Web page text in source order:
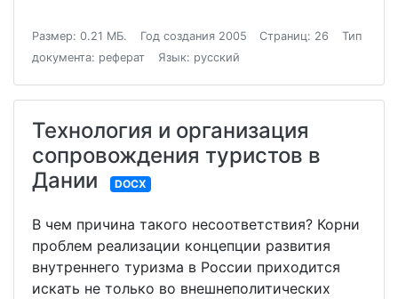
Размер: 0.21 МБ. Год создания 2005 Страниц: 26
Тип
документа: реферат
Язык: русский
Технология и организация
сопровождения туристов в
Дании
DOCX
В чем причина такого несоответствия? Корни
проблем реализации концепции развития
внутреннего туризма в России приходится
искать не только во внешнеполитических